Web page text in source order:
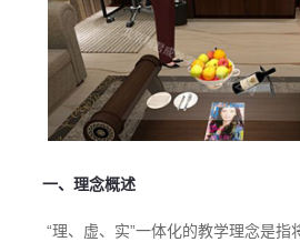
一、理念概述
“理、虚、实”一体化的教学理念是